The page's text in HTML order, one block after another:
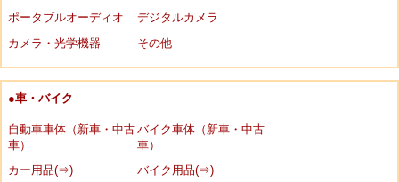
ポータブルオーディオ
デジタルカメラ
カメラ・光学機器
その他
●車・バイク
自動車車体（新車・中古
車）
バイク車体（新車・中古
車）
カー用品(⇒)
バイク用品(⇒)